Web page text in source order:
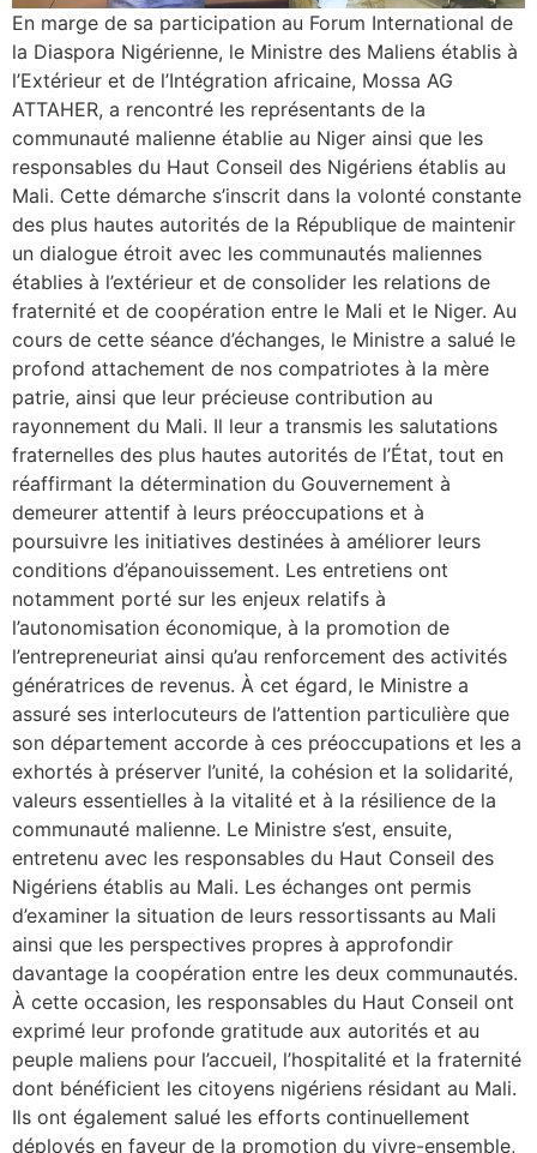
En marge de sa participation au Forum International de
la Diaspora Nigérienne, le Ministre des Maliens établis à
l’Extérieur et de l’Intégration africaine, Mossa AG
ATTAHER, a rencontré les représentants de la
communauté malienne établie au Niger ainsi que les
responsables du Haut Conseil des Nigériens établis au
Mali. Cette démarche s’inscrit dans la volonté constante
des plus hautes autorités de la République de maintenir
un dialogue étroit avec les communautés maliennes
établies à l’extérieur et de consolider les relations de
fraternité et de coopération entre le Mali et le Niger. Au
cours de cette séance d’échanges, le Ministre a salué le
profond attachement de nos compatriotes à la mère
patrie, ainsi que leur précieuse contribution au
rayonnement du Mali. Il leur a transmis les salutations
fraternelles des plus hautes autorités de l’État, tout en
réaffirmant la détermination du Gouvernement à
demeurer attentif à leurs préoccupations et à
poursuivre les initiatives destinées à améliorer leurs
conditions d’épanouissement. Les entretiens ont
notamment porté sur les enjeux relatifs à
l’autonomisation économique, à la promotion de
l’entrepreneuriat ainsi qu’au renforcement des activités
génératrices de revenus. À cet égard, le Ministre a
assuré ses interlocuteurs de l’attention particulière que
son département accorde à ces préoccupations et les a
exhortés à préserver l’unité, la cohésion et la solidarité,
valeurs essentielles à la vitalité et à la résilience de la
communauté malienne. Le Ministre s’est, ensuite,
entretenu avec les responsables du Haut Conseil des
Nigériens établis au Mali. Les échanges ont permis
d’examiner la situation de leurs ressortissants au Mali
ainsi que les perspectives propres à approfondir
davantage la coopération entre les deux communautés.
À cette occasion, les responsables du Haut Conseil ont
exprimé leur profonde gratitude aux autorités et au
peuple maliens pour l’accueil, l’hospitalité et la fraternité
dont bénéficient les citoyens nigériens résidant au Mali.
Ils ont également salué les efforts continuellement
déployés en faveur de la promotion du vivre-ensemble,